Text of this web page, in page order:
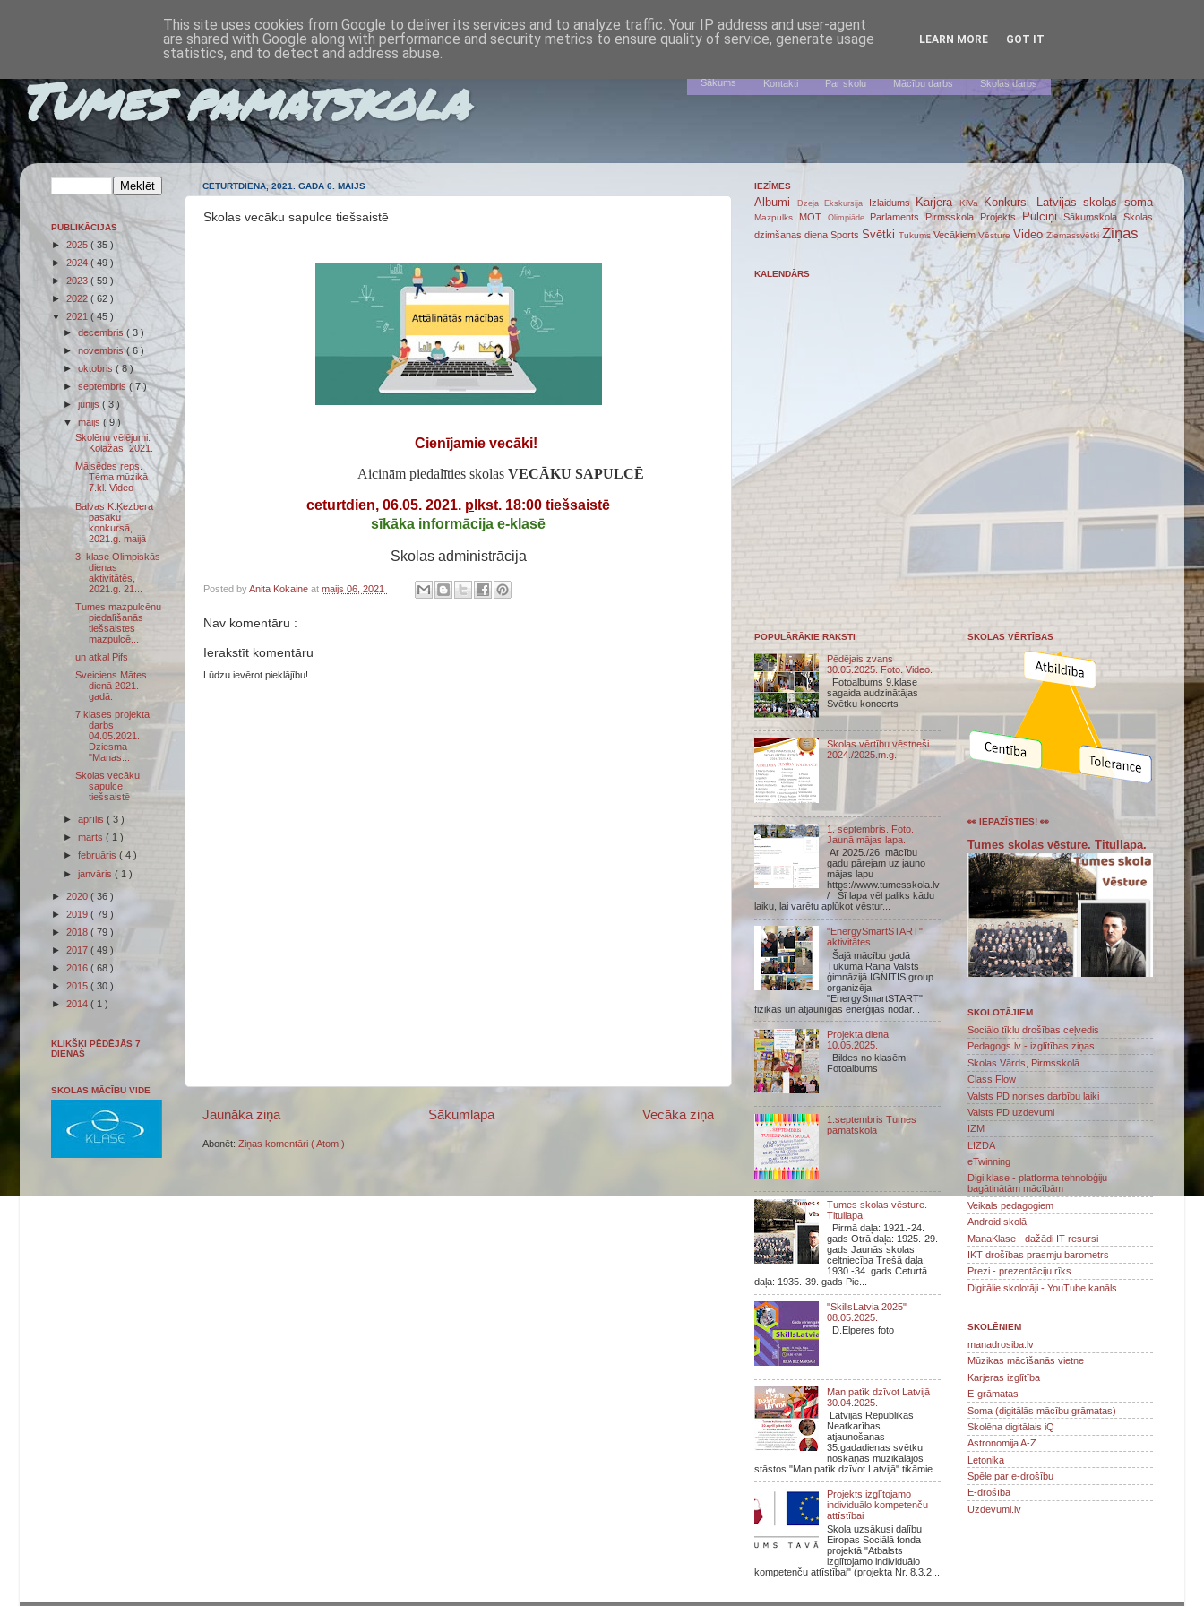
Tumes pamatskola Sākums Kontakti Par skolu Mācību darbs Skolas darbs
CETURTDIENA, 2021. GADA 6. MAIJS
Skolas vecāku sapulce tiešsaistē
Cienījamie vecāki!
Aicinām piedalīties skolas VECĀKU SAPULCĒ
ceturtdien, 06.05. 2021. p lkst. 18:00 tiešsaistē
sīkāka informācija e-klasē
Skolas administrācija
Posted byAnita Kokaine at maijs 06, 2021
Nav komentāru :
Ierakstīt komentāru
Lūdzu ievērot pieklājību!
Jaunāka ziņa Vecāka ziņa
Sākumlapa
Abonēt: Ziņas komentāri ( Atom )
PUBLIKĀCIJAS
► 2025 ( 35 )
► 2024 ( 49 )
► 2023 ( 59 )
►2022 ( 62 )
▼ 2021 ( 45 )
►decembris ( 3 )
► novembris( 6 )
►oktobris ( 8 )
► septembris ( 7 )
►jūnijs ( 3 )
▼ maijs ( 9 )
Skolēnu vēlējumi.
Kolāžas. 2021.
Mājsēdes reps.
Tēma mūzikā
7.kl. Video
Balvas K.Ķezbera
pasaku
konkursā,
2021.g. maijā
3. klase Olimpiskās
dienas
aktivitātēs,
2021.g. 21...
Tumes mazpulcēnu
piedalīšanās
tiešsaistes
mazpulcē...
un atkal Pifs
Sveiciens Mātes
dienā 2021.
gadā.
7.klases projekta
darbs
04.05.2021.
Dziesma
"Manas...
Skolas vecāku
sapulce
tiešsaistē
► aprīlis ( 3 )
► marts ( 1 )
► februāris ( 4 )
► janvāris ( 1 )
► 2020 ( 36 )
► 2019 ( 79 )
► 2018 ( 79 )
► 2017 ( 49 )
► 2016 ( 68 )
► 2015 ( 30 )
► 2014 ( 1 )
KLIKŠĶI PĒDĒJĀS 7
DIENĀS
SKOLAS MĀCĪBU VIDE
IEZĪMES
Albumi Dzeja Ekskursija Izlaidums KarjeraKiVaKonkursi Latvijas skolas soma
Mazpulks MOT Olimpiāde ParlamentsPirmsskola Projekts PulciņiSākumskola Skolas
dzimšanas diena Sports Svētki TukumsVecākiemVēsture VideoZiemassvētki Ziņas
KALENDĀRS
POPULĀRĀKIE RAKSTI
Pēdējais zvans
30.05.2025. Foto. Video.
Fotoalbums 9.klase
sagaida audzinātājas
Svētku koncerts
Skolas vērtību vēstneši
2024./2025.m.g.
1. septembris. Foto.
Jaunā mājas lapa.
Ar 2025./26. mācību
gadu pārejam uz jauno
mājas lapu
https://www.tumesskola.lv
/ Šī lapa vēl paliks kādu
laiku, lai varētu aplūkot vēstur...
"EnergySmartSTART"
aktivitātes
Šajā mācību gadā
Tukuma Raiņa Valsts
ģimnāzijā IGNITIS group
organizēja
"EnergySmartSTART"
fizikas un atjaunīgās enerģijas nodar...
Projekta diena
10.05.2025.
Bildes no klasēm:
Fotoalbums
1.septembris Tumes
pamatskolā
Tumes skolas vēsture.
Titullapa.
Pirmā daļa: 1921.-24.
gads Otrā daļa: 1925.-29.
gads Jaunās skolas
celtniecība Trešā daļa:
1930.-34. gads Ceturtā
daļa: 1935.-39. gads Pie...
"SkillsLatvia 2025"
08.05.2025.
D.Elperes foto
Man patīk dzīvot Latvijā
30.04.2025.
Latvijas Republikas
Neatkarības
atjaunošanas
35.gadadienas svētku
noskaņās muzikālajos
stāstos "Man patīk dzīvot Latvijā" tikāmie...
Projekts izglītojamo
individuālo kompetenču
attīstībai
Skola uzsākusi dalību
Eiropas Sociālā fonda
projektā "Atbalsts
izglītojamo individuālo
kompetenču attīstībai" (projekta Nr. 8.3.2...
SKOLAS VĒRTĪBAS
👀 IEPAZĪSTIES! 👀
Tumes skolas vēsture. Titullapa.
SKOLOTĀJIEM
Sociālo tīklu drošības ceļvedis
Pedagogs.lv - izglītības ziņas
Skolas Vārds, Pirmsskolā
Class Flow
Valsts PD norises darbību laiki
Valsts PD uzdevumi
IZM
LIZDA
eTwinning
Digi klase - platforma tehnoloģiju
bagātinātām mācībām
Veikals pedagogiem
Android skolā
ManaKlase - dažādi IT resursi
IKT drošības prasmju barometrs
Prezi - prezentāciju rīks
Digitālie skolotāji - YouTube kanāls
SKOLĒNIEM
manadrosiba.lv
Mūzikas mācīšanās vietne
Karjeras izglītība
E-grāmatas
Soma (digitālās mācību grāmatas)
Skolēna digitālais iQ
Astronomija A-Z
Letonika
Spēle par e-drošību
E-drošība
Uzdevumi.lv
This site uses cookies from Google to deliver its services and to analyze traffic. Your IP address and user-agent
are shared with Google along with performance and security metrics to ensure quality of service, generate usage
statistics, and to detect and address abuse.
LEARN MORE GOT IT